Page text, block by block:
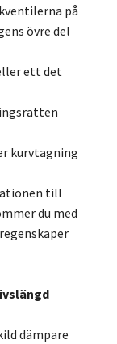
på
övre del
ett det
kurvtagning
till
du med
dämpare